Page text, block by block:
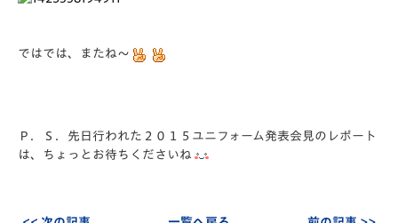
ではでは、またね～
Ｐ．Ｓ．先日行われた２０１５ユニフォーム発表会見のレポート
は、ちょっとお待ちくださいね